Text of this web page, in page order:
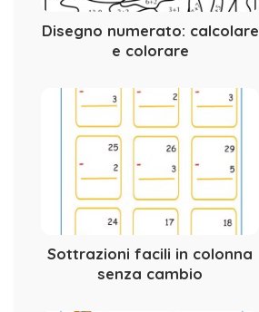
Disegno numerato: calcolare
e colorare
Sottrazioni facili in colonna
senza cambio